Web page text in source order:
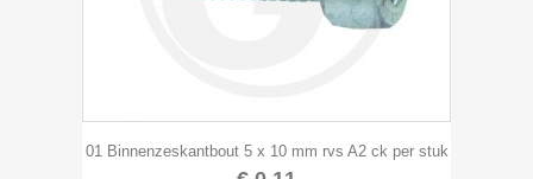
01 Binnenzeskantbout 5 x 10 mm rvs A2 ck per stuk